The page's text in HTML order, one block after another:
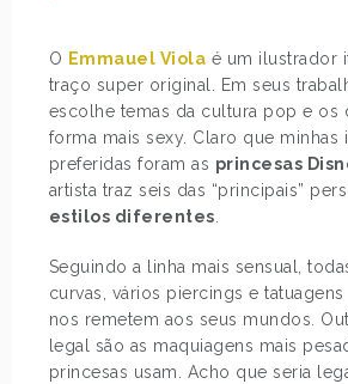
O Emmauel Viola é um ilustrador
traço super original. Em seus
escolhe temas da cultura pop e os
forma mais sexy. Claro que minhas
preferidas foram as princesas
artista traz seis das “principais”
estilos diferentes
Seguindo a linha mais sensual,
curvas, vários piercings e
nos remetem aos seus mundos.
legal são as maquiagens mais
princesas usam. Acho que seria
POST ANTERIOR
4 JEITOS DE USAR:
ESCARPIM BRANCO
AS
THE